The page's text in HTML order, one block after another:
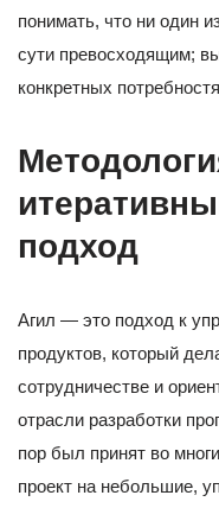
понимать, что ни один
сути превосходящим;
конкретных
подход
Агил — это подход к
продуктов, который
сотрудничестве и
отрасли разработки
пор был принят во
проект на небольшие,